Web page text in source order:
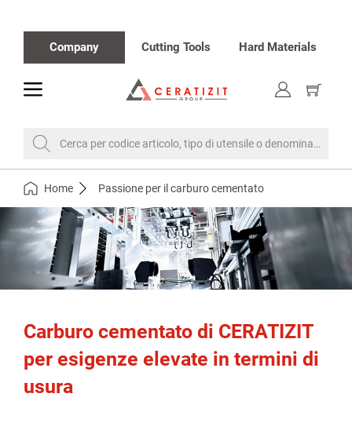
Company Cutting Tools Hard Materials
toggle
carrello
Cerca per codice articolo, tipo di utensile o denominazione
Home Passione per il carburo cementato
Carburo cementato di CERATIZIT
per esigenze elevate in termini di
usura